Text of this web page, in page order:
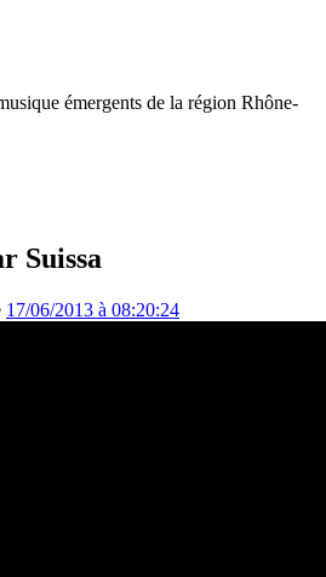
émergents de la région Rhône-
Suissa
17/06/2013 à 08:20:24